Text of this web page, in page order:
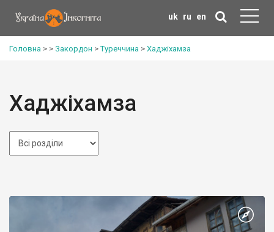
uk ru en
Головна > > Закордон >Туреччина > Хаджіхамза
Хаджіхамза